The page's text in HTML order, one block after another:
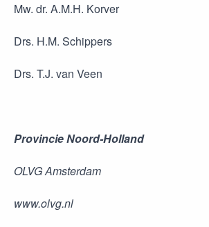
Mw. dr. A.M.H. Korver
Drs. H.M. Schippers
Drs. T.J. van Veen
Provincie Noord-Holland
OLVG Amsterdam
www.olvg.nl